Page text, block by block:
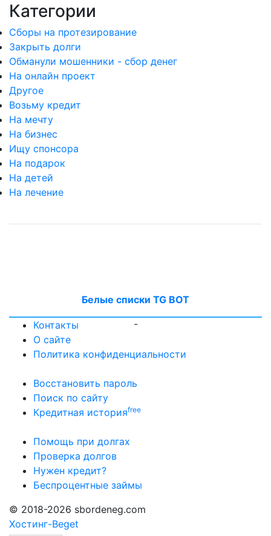
Категории
Сборы на протезирование
Закрыть долги
Обманули мошенники - сбор денег
На онлайн проект
Другое
Возьму кредит
На мечту
На бизнес
Ищу спонсора
На подарок
На детей
На лечение
Белые списки TG BOT
-
Контакты
О сайте
Политика конфиденциальности
Восстановить пароль
Поиск по сайту
Кредитная историяfree
Помощь при долгах
Проверка долгов
Нужен кредит?
Беспроцентные займы
© 2018-2026 sbordeneg.com
Хостинг-Beget